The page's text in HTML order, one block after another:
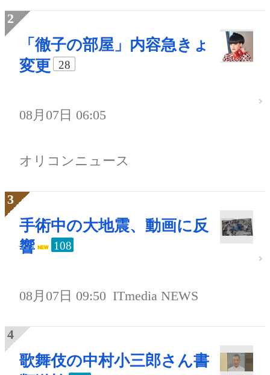
「徹子の部屋」内容急きょ
変更
28
08月07日 06:05
オリコンニュース
手術中の大地震、動画に反
響
108
08月07日 09:50 ITmedia NEWS
歌舞伎の中村小三郎さん書